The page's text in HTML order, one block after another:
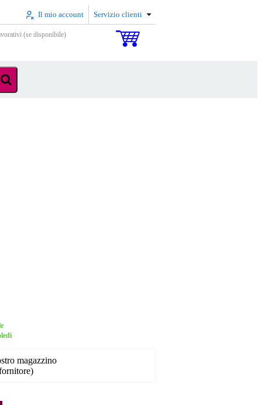
Il mio account Servizio clienti
(se disponibile)
magazzino